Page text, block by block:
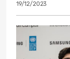
19/12/2023